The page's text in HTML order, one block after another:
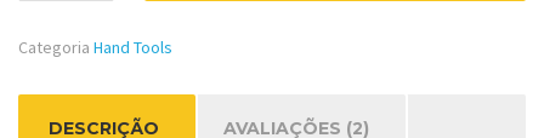
Categoria Hand Tools
DESCRIÇÃO AVALIAÇÕES (2)